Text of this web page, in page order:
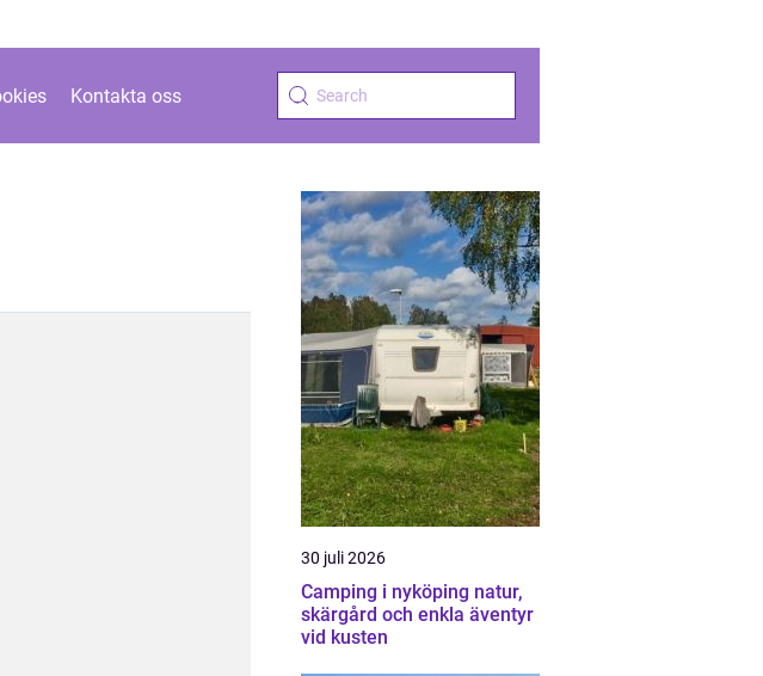
Kontakta oss
30 juli 2026
Camping i nyköping natur,
skärgård och enkla äventyr
vid kusten